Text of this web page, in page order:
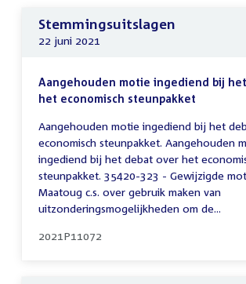
Stemmingsuitslagen
22 juni 2021
Aangehouden motie ingediend bij
het economisch steunpakket
Aangehouden motie ingediend bij het
economisch steunpakket. Aangehouden
ingediend bij het debat over het
steunpakket. 35420-323 - Gewijzigde
Maatoug c.s. over gebruik maken van
uitzonderingsmogelijkheden om de...
2021P11072